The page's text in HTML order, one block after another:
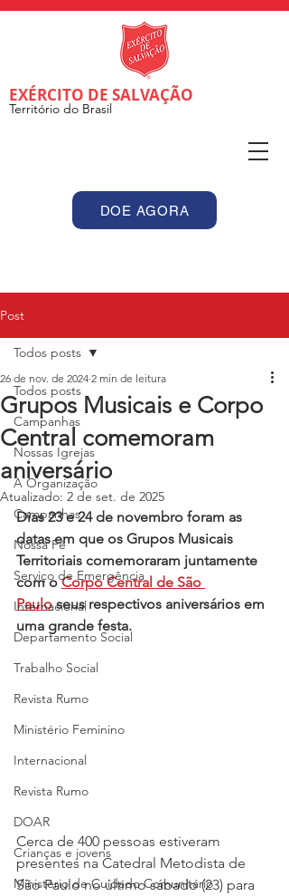
EXÉRCITO DE SALVAÇÃO
Território do Brasil
DOE AGORA
Post
Todos posts
Campanhas
Nossas Igrejas
A Organização
Campanhas
Nossa Fé
Serviço de Emergência
Internacional
Departamento Social
Trabalho Social
Revista Rumo
Ministério Feminino
Internacional
Revista Rumo
DOAR
Crianças e jovens
Ministério de Cuidado Comunitário
Todos posts
Grupos Musicais e Corpo
Central comemoram
aniversário
26 de nov. de 2024 2 min de leitura
Atualizado: 2 de set. de 2025
Dias 23 e 24 de novembro foram as
datas em que os Grupos Musicais
Territoriais comemoraram juntamente
com o Corpo Central de São
Paulo seus respectivos aniversários em
uma grande festa.
Cerca de 400 pessoas estiveram
presentes na Catedral Metodista de
São Paulo no último sábado (23) para